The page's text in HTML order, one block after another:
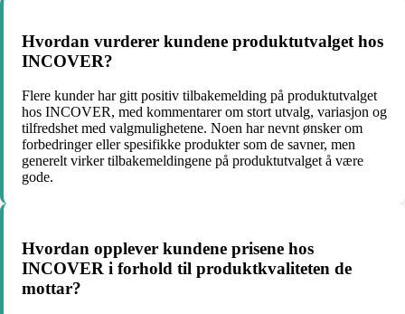
Hvordan vurderer kundene produktutvalget hos
INCOVER?
Flere kunder har gitt positiv tilbakemelding på produktutvalget
hos INCOVER, med kommentarer om stort utvalg, variasjon og
tilfredshet med valgmulighetene. Noen har nevnt ønsker om
forbedringer eller spesifikke produkter som de savner, men
generelt virker tilbakemeldingene på produktutvalget å være
gode.
Hvordan opplever kundene prisene hos
INCOVER i forhold til produktkvaliteten de
mottar?